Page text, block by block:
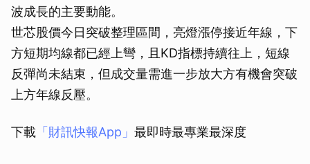
波成長的主要動能。
世芯股價今日突破整理區間，亮燈漲停接近年線，下
方短期均線都已經上彎，且KD指標持續往上，短線
反彈尚未結束，但成交量需進一步放大方有機會突破
上方年線反壓。
下載 「財訊快報App」 最即時最專業最深度